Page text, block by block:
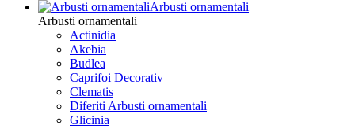
Arbusti ornamentali
Arbusti ornamentali
Actinidia
Akebia
Budlea
Caprifoi Decorativ
Clematis
Diferiti Arbusti ornamentali
Glicinia